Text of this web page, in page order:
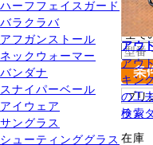
ハーフフェイスガード
バラクラバ
アフガンストール
ネックウォーマー
バンダナ
スナイパーベール
アイウェア
サングラス
シューティンググラス
など
ヘッ
アウ
アウ
キン
の工
ラン
検索
在庫